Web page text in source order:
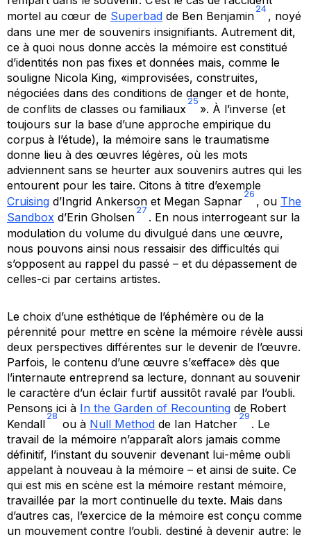
mortel au cœur de Superbad de Ben Benjamin
24
, noyé
dans une mer de souvenirs insignifiants. Autrement dit,
ce à quoi nous donne accès la mémoire est constitué
d’identités non pas fixes et données mais, comme le
souligne Nicola King, «improvisées, construites,
négociées dans des conditions de danger et de honte,
de conflits de classes ou familiaux
25
». À l’inverse (et
toujours sur la base d’une approche empirique du
corpus à l’étude), la mémoire sans le traumatisme
donne lieu à des œuvres légères, où les mots
adviennent sans se heurter aux souvenirs autres qui les
entourent pour les taire. Citons à titre d’exemple
Cruising d’Ingrid Ankerson et Megan Sapnar
26
, ou The
Sandbox d’Erin Gholsen
27
. En nous interrogeant sur la
modulation du volume du divulgué dans une œuvre,
nous pouvons ainsi nous ressaisir des difficultés qui
s’opposent au rappel du passé – et du dépassement de
celles-ci par certains artistes.
Le choix d’une esthétique de l’éphémère ou de la
pérennité pour mettre en scène la mémoire révèle aussi
deux perspectives différentes sur le devenir de l’œuvre.
Parfois, le contenu d’une œuvre s’«efface» dès que
l’internaute entreprend sa lecture, donnant au souvenir
le caractère d’un éclair furtif aussitôt ravalé par l’oubli.
Pensons ici à In the Garden of Recounting de Robert
Kendall
28
ou à Null Method de Ian Hatcher
29
. Le
travail de la mémoire n’apparaît alors jamais comme
définitif, l’instant du souvenir devenant lui-même oubli
appelant à nouveau à la mémoire – et ainsi de suite. Ce
qui est mis en scène est la mémoire restant mémoire,
travaillée par la mort continuelle du texte. Mais dans
d’autres cas, l’exercice de la mémoire est conçu comme
un mouvement contre l’oubli, destiné à devenir autre: le